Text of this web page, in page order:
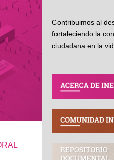
Contribuimos al
fortaleciendo la
ciudadana en la